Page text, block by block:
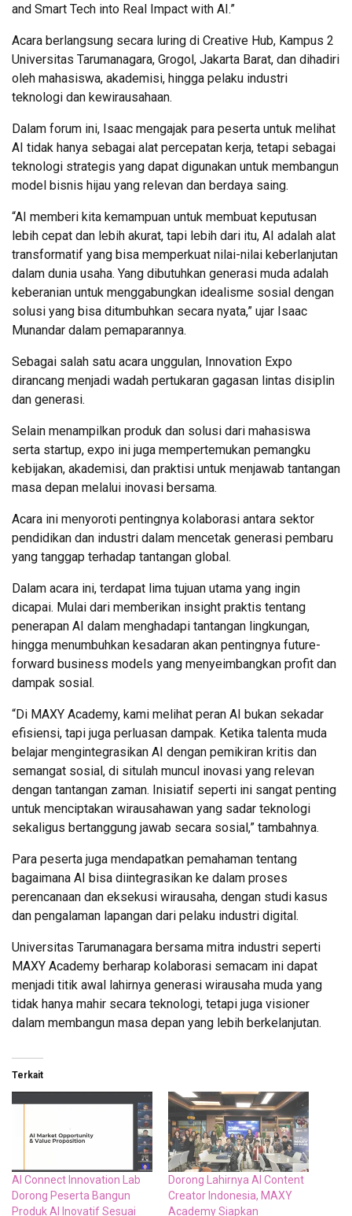
and Smart Tech into Real Impact with AI.”
Acara berlangsung secara luring di Creative Hub, Kampus 2
Universitas Tarumanagara, Grogol, Jakarta Barat, dan dihadiri
oleh mahasiswa, akademisi, hingga pelaku industri
teknologi dan kewirausahaan.
Dalam forum ini, Isaac mengajak para peserta untuk melihat
AI tidak hanya sebagai alat percepatan kerja, tetapi sebagai
teknologi strategis yang dapat digunakan untuk membangun
model bisnis hijau yang relevan dan berdaya saing.
“AI memberi kita kemampuan untuk membuat keputusan
lebih cepat dan lebih akurat, tapi lebih dari itu, AI adalah alat
transformatif yang bisa memperkuat nilai-nilai keberlanjutan
dalam dunia usaha. Yang dibutuhkan generasi muda adalah
keberanian untuk menggabungkan idealisme sosial dengan
solusi yang bisa ditumbuhkan secara nyata,” ujar Isaac
Munandar dalam pemaparannya.
Sebagai salah satu acara unggulan, Innovation Expo
dirancang menjadi wadah pertukaran gagasan lintas disiplin
dan generasi.
Selain menampilkan produk dan solusi dari mahasiswa
serta startup, expo ini juga mempertemukan pemangku
kebijakan, akademisi, dan praktisi untuk menjawab tantangan
masa depan melalui inovasi bersama.
Acara ini menyoroti pentingnya kolaborasi antara sektor
pendidikan dan industri dalam mencetak generasi pembaru
yang tanggap terhadap tantangan global.
Dalam acara ini, terdapat lima tujuan utama yang ingin
dicapai. Mulai dari memberikan insight praktis tentang
penerapan AI dalam menghadapi tantangan lingkungan,
hingga menumbuhkan kesadaran akan pentingnya future-
forward business models yang menyeimbangkan profit dan
dampak sosial.
“Di MAXY Academy, kami melihat peran AI bukan sekadar
efisiensi, tapi juga perluasan dampak. Ketika talenta muda
belajar mengintegrasikan AI dengan pemikiran kritis dan
semangat sosial, di situlah muncul inovasi yang relevan
dengan tantangan zaman. Inisiatif seperti ini sangat penting
untuk menciptakan wirausahawan yang sadar teknologi
sekaligus bertanggung jawab secara sosial,” tambahnya.
Para peserta juga mendapatkan pemahaman tentang
bagaimana AI bisa diintegrasikan ke dalam proses
perencanaan dan eksekusi wirausaha, dengan studi kasus
dan pengalaman lapangan dari pelaku industri digital.
Universitas Tarumanagara bersama mitra industri seperti
MAXY Academy berharap kolaborasi semacam ini dapat
menjadi titik awal lahirnya generasi wirausaha muda yang
tidak hanya mahir secara teknologi, tetapi juga visioner
dalam membangun masa depan yang lebih berkelanjutan.
Terkait
AI Connect Innovation Lab
Dorong Peserta Bangun
Produk AI Inovatif Sesuai
Dorong Lahirnya AI Content
Creator Indonesia, MAXY
Academy Siapkan